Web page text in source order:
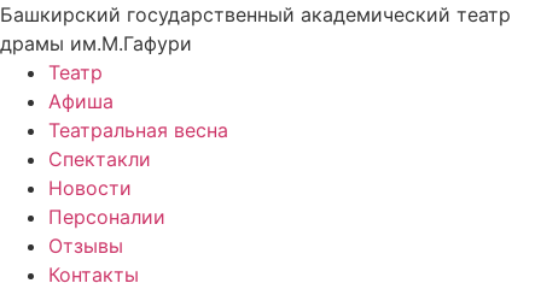
Башкирский государственный академический театр
драмы им.М.Гафури
Театр
Афиша
Театральная весна
Спектакли
Новости
Персоналии
Отзывы
Контакты